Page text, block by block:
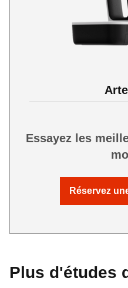
Essayez les
Réservez
Plus d'études